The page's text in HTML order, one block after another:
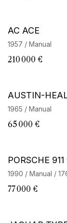
Barnes Exclusive
AC ACE
1957 / Manual
210 000 €
AUSTIN-
1965 / Manual
65 000 €
PORSCHE
1990 / Manual /
77 000 €